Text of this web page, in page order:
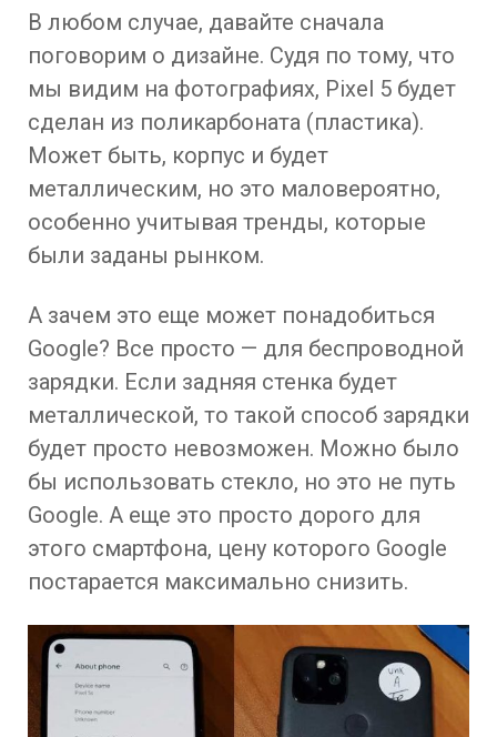
В любом случае, давайте сначала
поговорим о дизайне. Судя по тому, что
мы видим на фотографиях, Pixel 5 будет
сделан из поликарбоната (пластика).
Может быть, корпус и будет
металлическим, но это маловероятно,
особенно учитывая тренды, которые
были заданы рынком.
А зачем это еще может понадобиться
Google? Все просто — для беспроводной
зарядки. Если задняя стенка будет
металлической, то такой способ зарядки
будет просто невозможен. Можно было
бы использовать стекло, но это не путь
Google. А еще это просто дорого для
этого смартфона, цену которого Google
постарается максимально снизить.